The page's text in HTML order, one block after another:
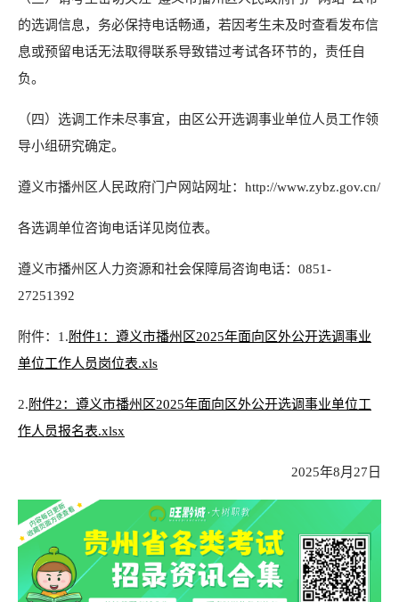
的选调信息，务必保持电话畅通，若因考生未及时查看发布信
息或预留电话无法取得联系导致错过考试各环节的，责任自
负。
（四）选调工作未尽事宜，由区公开选调事业单位人员工作领
导小组研究确定。
遵义市播州区人民政府门户网站网址：http://www.zybz.gov.cn/
各选调单位咨询电话详见岗位表。
遵义市播州区人力资源和社会保障局咨询电话：0851-
27251392
附件：1.附件1：遵义市播州区2025年面向区外公开选调事业
单位工作人员岗位表.xls
2.附件2：遵义市播州区2025年面向区外公开选调事业单位工
作人员报名表.xlsx
2025年8月27日